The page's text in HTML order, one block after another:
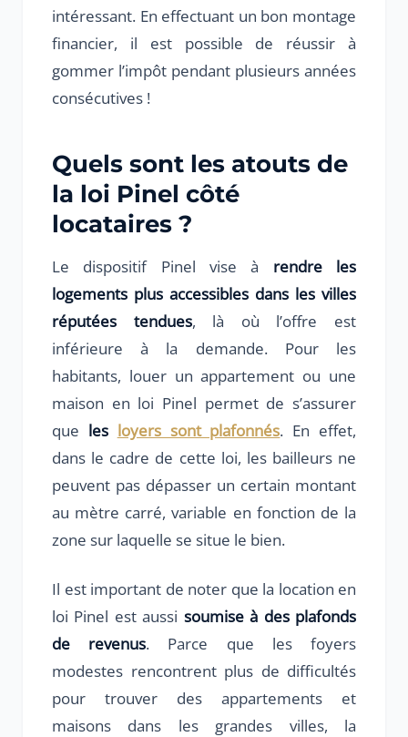
intéressant. En effectuant un bon montage
financier, il est possible de réussir à
gommer l’impôt pendant plusieurs années
consécutives !
Quels sont les atouts de
la loi Pinel côté
locataires ?
Le dispositif Pinel vise à rendre les
logements plus accessibles dans les villes
réputées tendues, là où l’offre est
inférieure à la demande. Pour les
habitants, louer un appartement ou une
maison en loi Pinel permet de s’assurer
que les loyers sont plafonnés. En effet,
dans le cadre de cette loi, les bailleurs ne
peuvent pas dépasser un certain montant
au mètre carré, variable en fonction de la
zone sur laquelle se situe le bien.
Il est important de noter que la location en
loi Pinel est aussi soumise à des plafonds
de revenus. Parce que les foyers
modestes rencontrent plus de difficultés
pour trouver des appartements et
maisons dans les grandes villes, la